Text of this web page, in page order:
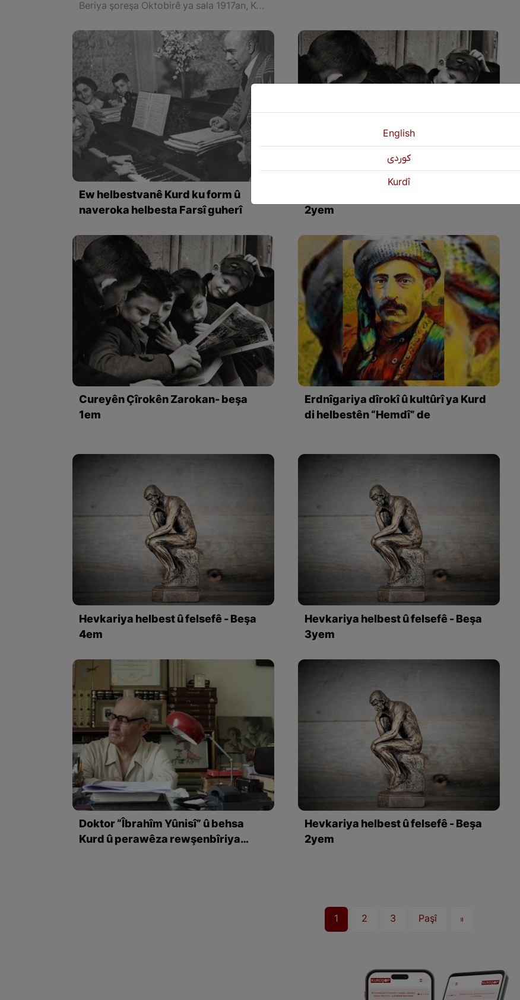
Beriya şoreşa Oktobirê ya sala 1917an, Kurdên Ermenistanê nexwendewar bûn. Lê gencîneya wan di nav Kurdnas û Rojhilatnasên Rûs û Ewropî de bûye sedema ecêbmayînê û piştî hînkirina xwendin û nivîsandinê di nav wan de, karîn deriyekî nû di edebiyata Kurdî de vebikin.
Ew helbestvanê Kurd ku form û
naveroka helbesta Farsî guherî
2yem
Cureyên Çîrokên Zarokan- beşa
1em
Erdnîgariya dîrokî û kultûrî ya Kurd
di helbestên “Hemdî” de
Hevkariya helbest û felsefê - Beşa
4em
Hevkariya helbest û felsefê - Beşa
3yem
Doktor “Îbrahîm Yûnisî” û behsa
Kurd û perawêza rewşenbîriya
Hevkariya helbest û felsefê - Beşa
2yem
1 2 3 Paşî »
English
كوردی
Kurdî